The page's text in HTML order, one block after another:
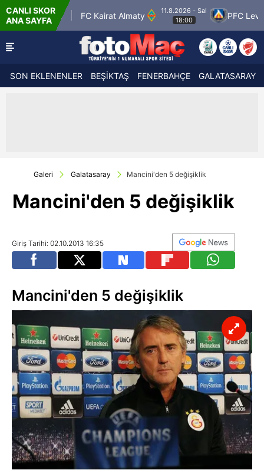
CANLI SKOR
ANA SAYFAFC Kairat Almaty
11.8.2026 - Sal
18:00
PFC Levski Sofya
SON EKLENENLER BEŞİKTAŞ FENERBAHÇE GALATASARAY
Galeri Galatasaray Mancini'den 5 değişiklik
Mancini'den 5 değişiklik
Giriş Tarihi: 02.10.2013 16:35
Mancini'den 5 değişiklik